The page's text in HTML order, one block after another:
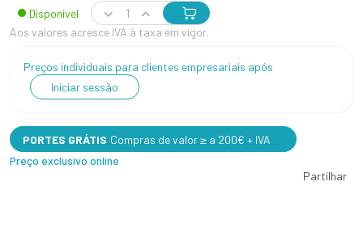
Disponível
Aos valores acresce IVA à taxa em vigor.
Preços individuais para clientes empresariais após
Iniciar sessão
PORTES GRÁTIS Compras de valor ≥ a 200€ + IVA
Preço exclusivo online
Partilhar